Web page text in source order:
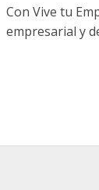
Con Vive tu
empresarial y